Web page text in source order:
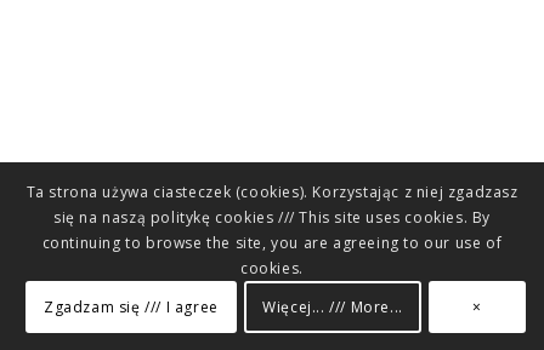
Ta strona używa ciasteczek (cookies). Korzystając z niej zgadzasz
się na naszą politykę cookies /// This site uses cookies. By
continuing to browse the site, you are agreeing to our use of
cookies.
Zgadzam się /// I agree
Więcej... /// More... ×